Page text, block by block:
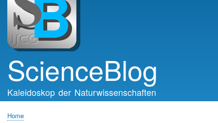
ScienceBlog
Kaleidoskop der Naturwissenschaften
Home